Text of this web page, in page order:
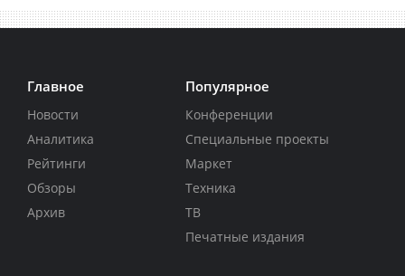
Главное
Новости
Аналитика
Рейтинги
Обзоры
Архив
Популярное
Конференции
Специальные проекты
Маркет
Техника
ТВ
Печатные издания